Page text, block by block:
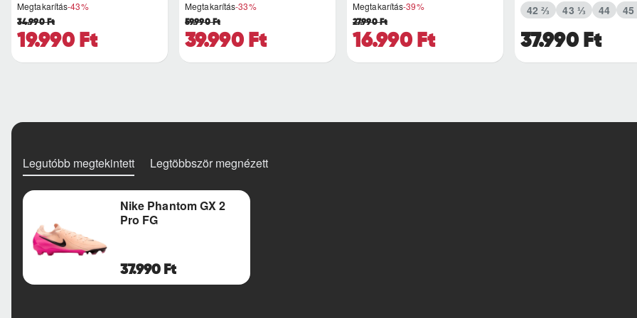
Megtakarítás-43%
19.990 Ft
34.990 Ft
Megtakarítás-33%
39.990 Ft
59.990 Ft
Megtakarítás-39%
16.990 Ft
27.990 Ft
37.990 Ft
42 ⅔ 43 ⅓ 44
Legutóbb megtekintett Legtöbbször megnézett
Nike Phantom GX 2
Pro FG
37.990 Ft